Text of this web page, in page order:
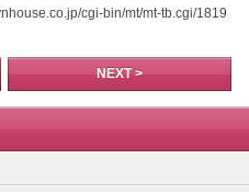
cgi-bin/mt/mt-tb.cgi/1819
NEXT >